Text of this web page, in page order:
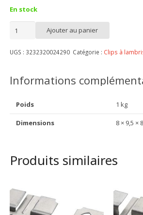
En stock
Clips
MDF
250
crochets
250
Ajouter au panier
UGS : 3232320024290 Catégorie : Clips à
Informations
Poids 1 kg
Dimensions 8 × 9,5 ×
Produits similaires